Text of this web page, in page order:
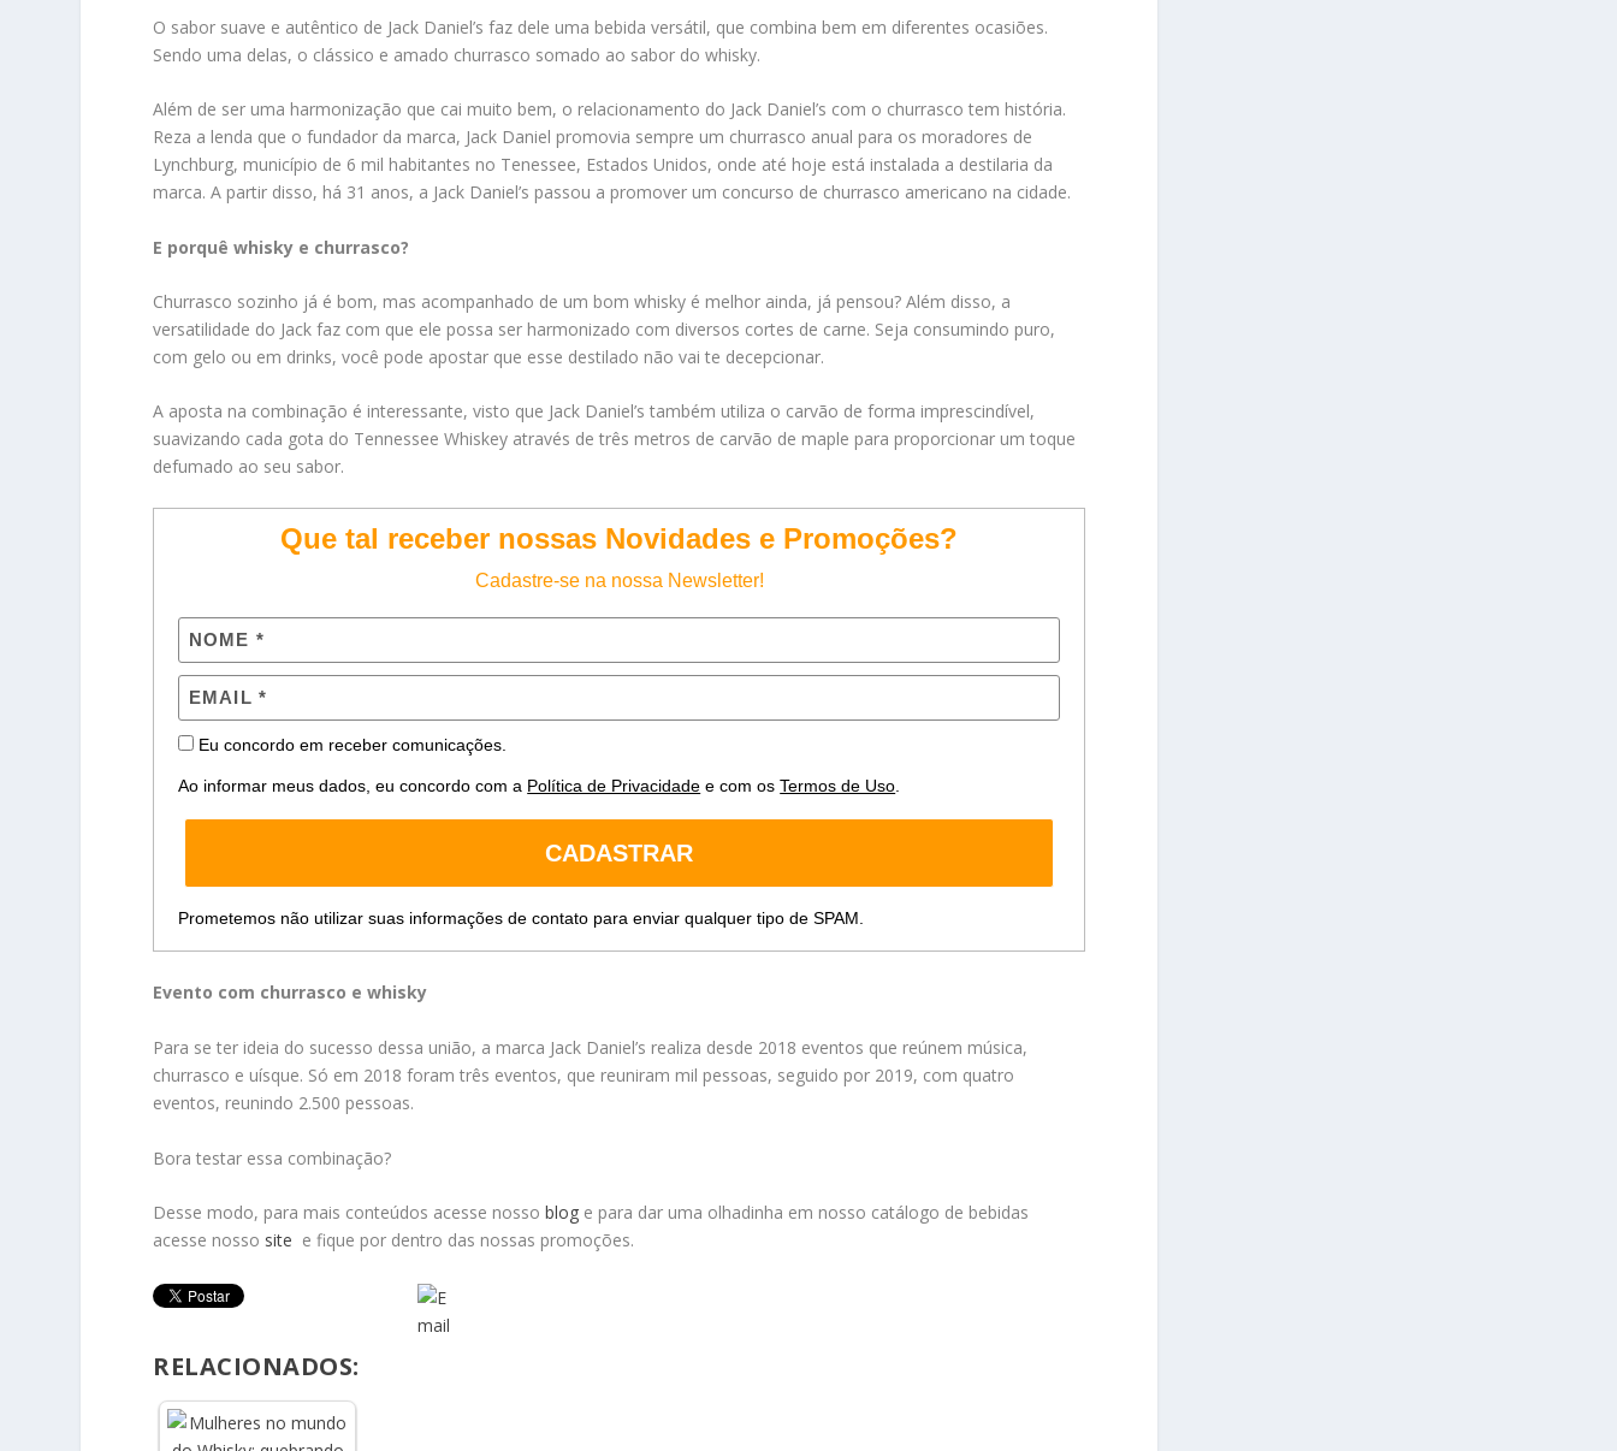
O sabor suave e autêntico de Jack Daniel’s faz dele uma bebida versátil, que combina bem em diferentes ocasiões.
Sendo uma delas, o clássico e amado churrasco somado ao sabor do whisky.
Além de ser uma harmonização que cai muito bem, o relacionamento do Jack Daniel’s com o churrasco tem história.
Reza a lenda que o fundador da marca, Jack Daniel promovia sempre um churrasco anual para os moradores de
Lynchburg, município de 6 mil habitantes no Tenessee, Estados Unidos, onde até hoje está instalada a destilaria da
marca. A partir disso, há 31 anos, a Jack Daniel’s passou a promover um concurso de churrasco americano na cidade.
E porquê whisky e churrasco?
Churrasco sozinho já é bom, mas acompanhado de um bom whisky é melhor ainda, já pensou? Além disso, a
versatilidade do Jack faz com que ele possa ser harmonizado com diversos cortes de carne. Seja consumindo puro,
com gelo ou em drinks, você pode apostar que esse destilado não vai te decepcionar.
A aposta na combinação é interessante, visto que Jack Daniel’s também utiliza o carvão de forma imprescindível,
suavizando cada gota do Tennessee Whiskey através de três metros de carvão de maple para proporcionar um toque
defumado ao seu sabor.
Que tal receber nossas Novidades e Promoções?
Cadastre-se na nossa Newsletter!
Eu concordo em receber comunicações.
Ao informar meus dados, eu concordo com a Política de Privacidade e com osTermos de Uso
CADASTRAR
Prometemos não utilizar suas informações de contato para enviar qualquer tipo de SPAM.
Evento com churrasco e whisky
Para se ter ideia do sucesso dessa união, a marca Jack Daniel’s realiza desde 2018 eventos que reúnem música,
churrasco e uísque. Só em 2018 foram três eventos, que reuniram mil pessoas, seguido por 2019, com quatro
eventos, reunindo 2.500 pessoas.
Bora testar essa combinação?
Desse modo, para mais conteúdos acesse nossoblog e para dar uma olhadinha em nosso catálogo de bebidas
acesse nosso site e fique por dentro das nossas promoções.
RELACIONADOS: